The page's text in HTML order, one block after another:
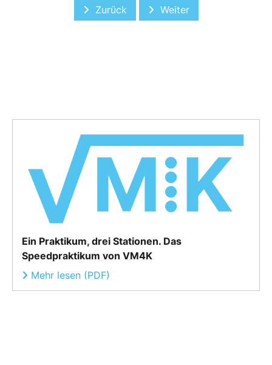
Vorheriger Beitrag: Cool Risks Vienna
Zurück Nächster Beitrag:
Weiter
Ein Praktikum, drei Stationen. Das
Speedpraktikum von VM4K
Mehr lesen (PDF)